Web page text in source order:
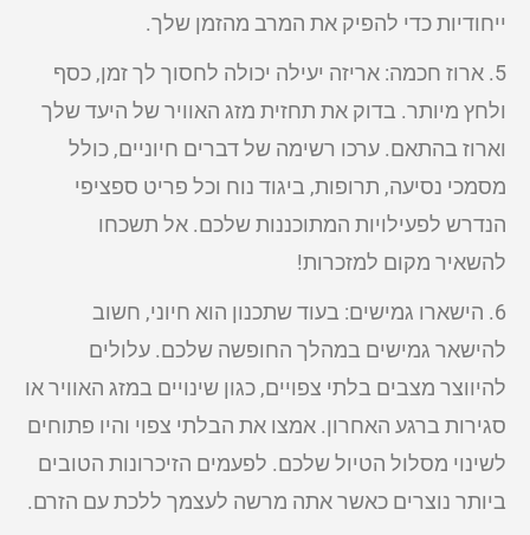
ייחודיות כדי להפיק את המרב מהזמן שלך.
5. ארוז חכמה: אריזה יעילה יכולה לחסוך לך זמן, כסף
ולחץ מיותר. בדוק את תחזית מזג האוויר של היעד שלך
וארוז בהתאם. ערכו רשימה של דברים חיוניים, כולל
מסמכי נסיעה, תרופות, ביגוד נוח וכל פריט ספציפי
הנדרש לפעילויות המתוכננות שלכם. אל תשכחו
להשאיר מקום למזכרות!
6. הישארו גמישים: בעוד שתכנון הוא חיוני, חשוב
להישאר גמישים במהלך החופשה שלכם. עלולים
להיווצר מצבים בלתי צפויים, כגון שינויים במזג האוויר או
סגירות ברגע האחרון. אמצו את הבלתי צפוי והיו פתוחים
לשינוי מסלול הטיול שלכם. לפעמים הזיכרונות הטובים
ביותר נוצרים כאשר אתה מרשה לעצמך ללכת עם הזרם.